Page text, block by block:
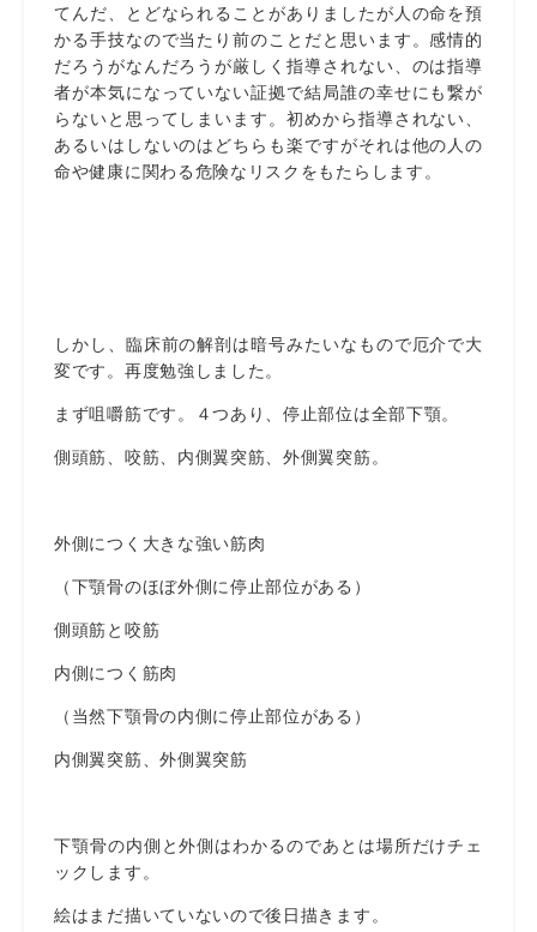
てんだ、とどなられることがありましたが人の命を預
かる手技なので当たり前のことだと思います。感情的
だろうがなんだろうが厳しく指導されない、のは指導
者が本気になっていない証拠で結局誰の幸せにも繋が
らないと思ってしまいます。初めから指導されない、
あるいはしないのはどちらも楽ですがそれは他の人の
命や健康に関わる危険なリスクをもたらします。
しかし、臨床前の解剖は暗号みたいなもので厄介で大
変です。再度勉強しました。
まず咀嚼筋です。４つあり、停止部位は全部下顎。
側頭筋、咬筋、内側翼突筋、外側翼突筋。
外側につく大きな強い筋肉
（下顎骨のほぼ外側に停止部位がある）
側頭筋と咬筋
内側につく筋肉
（当然下顎骨の内側に停止部位がある）
内側翼突筋、外側翼突筋
下顎骨の内側と外側はわかるのであとは場所だけチェ
ックします。
絵はまだ描いていないので後日描きます。